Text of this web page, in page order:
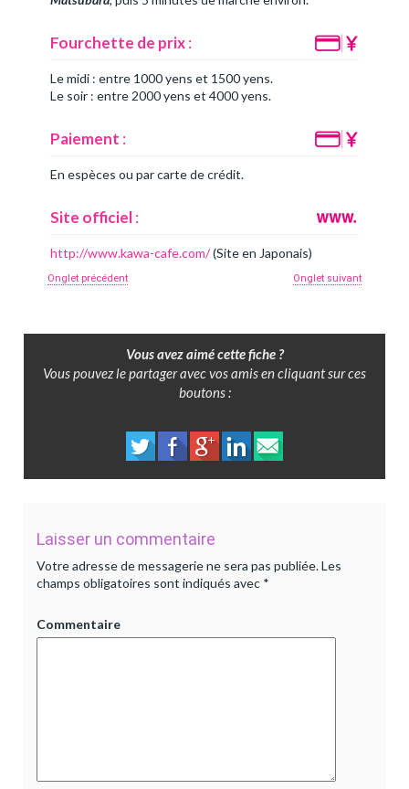
Fourchette de prix:
Le midi : entre 1000 yens et 1500 yens.
Le soir : entre 2000 yens et 4000 yens.
Paiement :
En espèces ou par carte de crédit.
Site officiel:
http://www.kawa-cafe.com/(Site en Japonais)
Onglet précédent Onglet suivant
Vous avez aimé cette fiche ?
Vous pouvez le partager avec vos amis en cliquant sur ces
boutons :
Laisser un commentaire
Votre adresse de messagerie ne sera pas publiée.Les
champs obligatoires sont indiqués avec *
Commentaire